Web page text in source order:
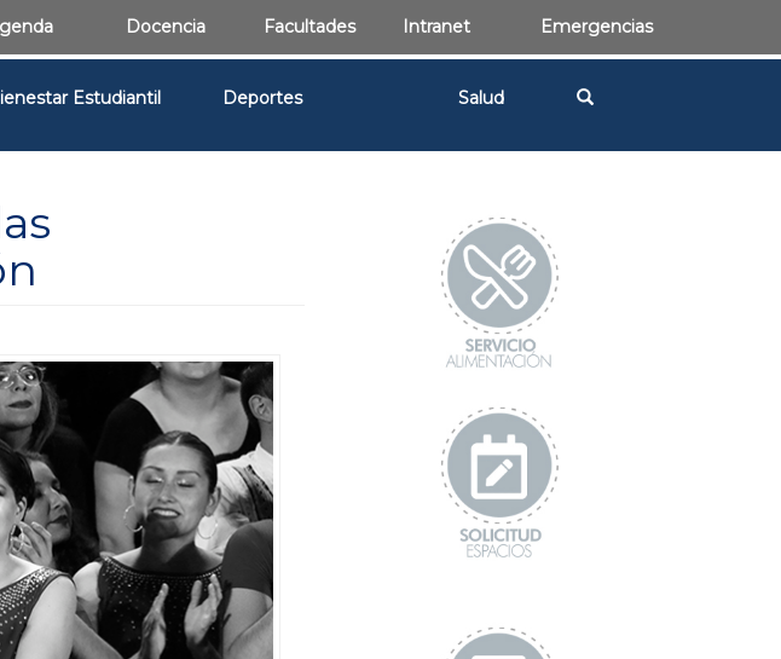
Docencia Facultades Intranet Emergencias
Estudiantil Deportes Salud